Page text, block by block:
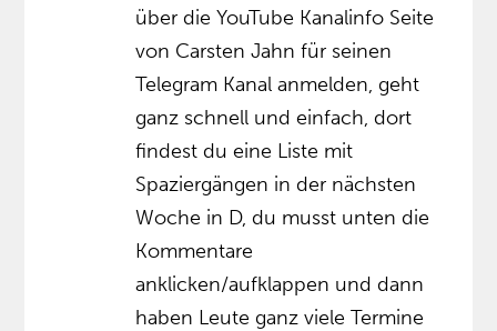
über die YouTube Kanalinfo Seite
von Carsten Jahn für seinen
Telegram Kanal anmelden, geht
ganz schnell und einfach, dort
findest du eine Liste mit
Spaziergängen in der nächsten
Woche in D, du musst unten die
Kommentare
anklicken/aufklappen und dann
haben Leute ganz viele Termine